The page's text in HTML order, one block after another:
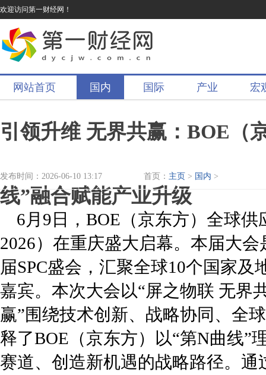
欢迎访问第一财经网！
网站首页 国内 国际 产业 宏
引领升维 无界共赢：BOE（
线”融合赋能产业升级
发布时间：2026-06-10 13:17 首页： 主页 > 国内 >
6月9日，BOE（京东方）全球供
2026）在重庆盛大启幕。本届大
届SPC盛会，汇聚全球10个国家
嘉宾。本次大会以“屏之物联 无界
赢”围绕技术创新、战略协同、全
释了BOE（京东方）以“第N曲线”
赛道、创造新机遇的战略路径。